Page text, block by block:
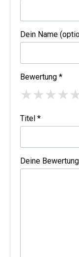
Dein Name
Bewertung *
★★★★
Titel *
Deine